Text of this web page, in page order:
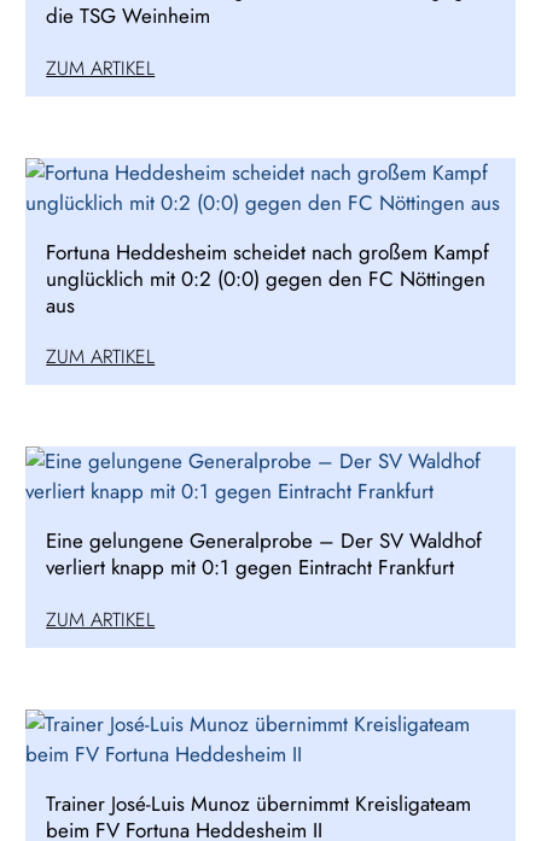
die TSG Weinheim
ZUM ARTIKEL
Fortuna Heddesheim scheidet nach großem Kampf
unglücklich mit 0:2 (0:0) gegen den FC Nöttingen
aus
ZUM ARTIKEL
Eine gelungene Generalprobe – Der SV Waldhof
verliert knapp mit 0:1 gegen Eintracht Frankfurt
ZUM ARTIKEL
Trainer José-Luis Munoz übernimmt Kreisligateam
beim FV Fortuna Heddesheim II